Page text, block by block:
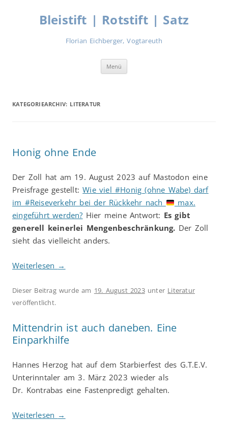
springenBleistift | Rotstift | Satz
Florian Eichberger, Vogtareuth
Menü
KATEGORIEARCHIV: LITERATUR
Honig ohne Ende
Der Zoll hat am 19. August 2023 auf Mastodon eine
Preisfrage gestellt:Wie viel #Honig (ohne Wabe) darf
im #Reiseverkehr bei der Rückkehr nach
max.
eingeführt werden? Hier meine Antwort: Es gibt
generell keinerlei Mengenbeschränkung. Der Zoll
sieht das vielleicht anders.
Weiterlesen →
Dieser Beitrag wurde am 19. August 2023unter Literatur
veröffentlicht.
Mittendrin ist auch daneben. Eine
Einparkhilfe
Hannes Herzog hat auf dem Starbierfest des G.T.E.V.
Unterinntaler am 3. März 2023 wieder als
Dr. Kontrabas eine Fastenpredigt gehalten.
Weiterlesen →